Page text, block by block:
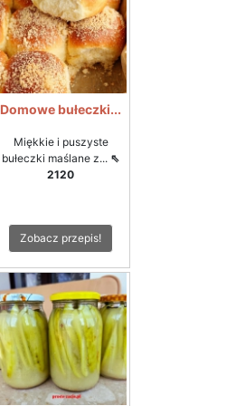
Domowe bułeczki...
Miękkie i puszyste
bułeczki maślane z... ⇖
2120
Zobacz przepis!